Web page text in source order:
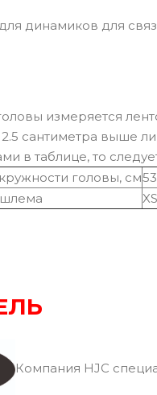
динамиков для
измеряется
2.5 сантиметра выше
в таблице, то
головы, см
XS
Компания HJC